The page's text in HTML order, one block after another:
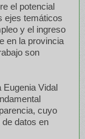
el potencial
ejes temáticos
y el ingreso
en la provincia
son
Eugenia Vidal
cuyo
datos en